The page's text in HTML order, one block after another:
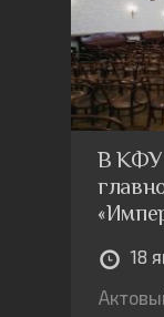
В КФУ
18